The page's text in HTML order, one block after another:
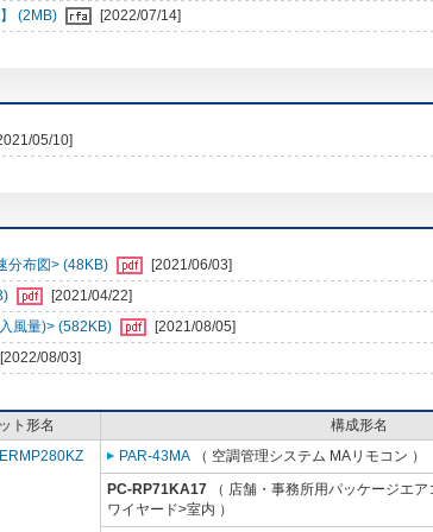
(2MB)
[2022/07/14]
05/10]
分布図> (48KB)
[2021/06/03]
[2021/04/22]
風量)> (582KB)
[2021/08/05]
[2022/08/03]
ト形名 構成形名
PAR-43MA （ 空調管理システム MAリモコン ）
PC-RP71KA17 （ 店舗・事務所用パッケージエ
ワイヤード>室内 ）